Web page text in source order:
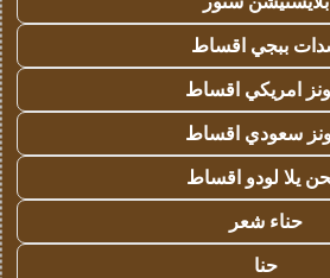
ببجي اقساط
امريكي اقساط
سعودي اقساط
يلا لودو اقساط
حناء شعر
حنا